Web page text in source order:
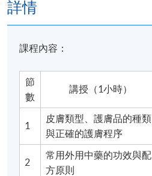
詳情
課程內容：
節
數
講授（1小時）
1
皮膚類型、護膚品的種類
與正確的護膚程序
2
常用外用中藥的功效與配
方原則